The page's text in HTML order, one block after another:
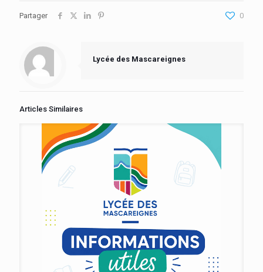
Partager 0
Lycée des Mascareignes
Articles Similaires